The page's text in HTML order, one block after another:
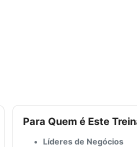
Para Quem é Este
Líderes de Negócios